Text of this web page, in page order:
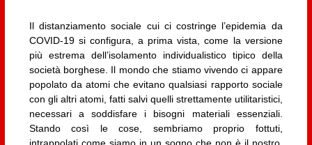
Il distanziamento sociale cui ci costringe l’epidemia da
COVID-19 si configura, a prima vista, come la versione
più estrema dell’isolamento individualistico tipico della
società borghese. Il mondo che stiamo vivendo ci appare
popolato da atomi che evitano qualsiasi rapporto sociale
con gli altri atomi, fatti salvi quelli strettamente utilitaristici,
necessari a soddisfare i bisogni materiali essenziali.
Stando così le cose, sembriamo proprio fottuti,
intrappolati come siamo in un sogno che non è il nostro.